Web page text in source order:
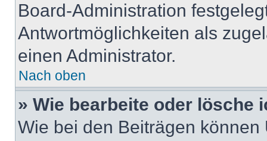
Board-Administration
Antwortmöglichkeiten als
einen Administrator.
Nach oben
» Wie bearbeite oder lösche
Wie bei den Beiträgen